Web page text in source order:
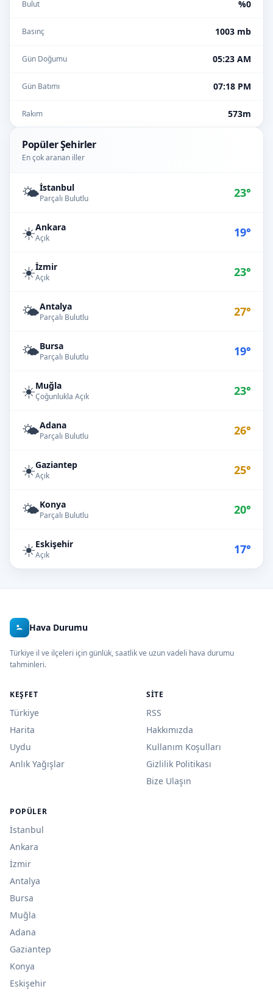
Bulut %0
Basınç 1003 mb
Gün Doğumu 05:23 AM
Gün Batımı 07:18 PM
Rakım 573m
Popüler Şehirler
En çok aranan iller
🌤️İstanbul
Parçalı Bulutlu 23°
☀️Ankara
Açık 19°
☀️İzmir
Açık 23°
🌤️Antalya
Parçalı Bulutlu 27°
🌤️Bursa
Parçalı Bulutlu 19°
☀️Muğla
Çoğunlukla Açık 23°
🌤️Adana
Parçalı Bulutlu 26°
☀️Gaziantep
Açık 25°
🌤️Konya
Parçalı Bulutlu 20°
☀️Eskişehir
Açık 17°
Hava Durumu
Türkiye il ve ilçeleri için günlük, saatlik ve uzun vadeli hava durumu
tahminleri.
KEŞFET
Türkiye
Harita
Uydu
Anlık Yağışlar
SITE
RSS
Hakkımızda
Kullanım Koşulları
Gizlilik Politikası
Bize Ulaşın
POPÜLER
İstanbul
Ankara
İzmir
Antalya
Bursa
Muğla
Adana
Gaziantep
Konya
Eskişehir